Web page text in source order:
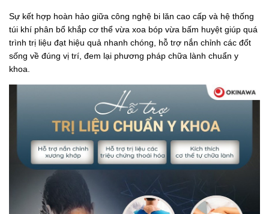
Sự kết hợp hoàn hảo giữa công nghệ bi lăn cao cấp và hệ thống
túi khí phân bổ khắp cơ thể vừa xoa bóp vừa bấm huyệt giúp quá
trình trị liệu đạt hiệu quả nhanh chóng, hỗ trợ nắn chỉnh các đốt
sống về đúng vị trí, đem lại phương pháp chữa lành chuẩn y
khoa.